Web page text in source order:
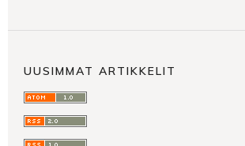
UUSIMMAT ARTIKKELIT